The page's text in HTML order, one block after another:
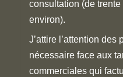
consultation (de
environ).
J’attire l’attention
nécessaire face aux
commerciales qui